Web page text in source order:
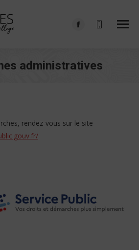
Facebook
in
administratives
rendez-vous sur le site